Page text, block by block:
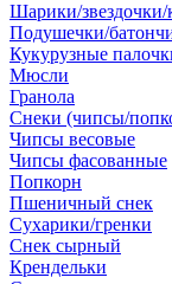
Шарики/звездочки/
Подушечки/
Кукурузные
Мюсли
Гранола
Снеки (чипсы/
Чипсы весовые
Чипсы фасованные
Попкорн
Пшеничный снек
Сухарики/гренки
Снек сырный
Крендельки